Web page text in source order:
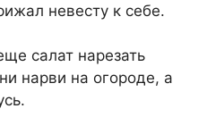
невесту к себе.
салат нарезать
нарви на огороде, а